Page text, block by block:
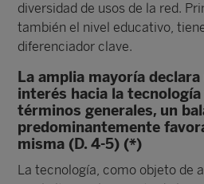
diversidad de usos de la red.
también el nivel educativo,
diferenciador clave.
La amplia mayoría
interés hacia la tecnología
términos generales, un
predominantemente
misma (D. 4-5) (*)
La tecnología, como objeto de